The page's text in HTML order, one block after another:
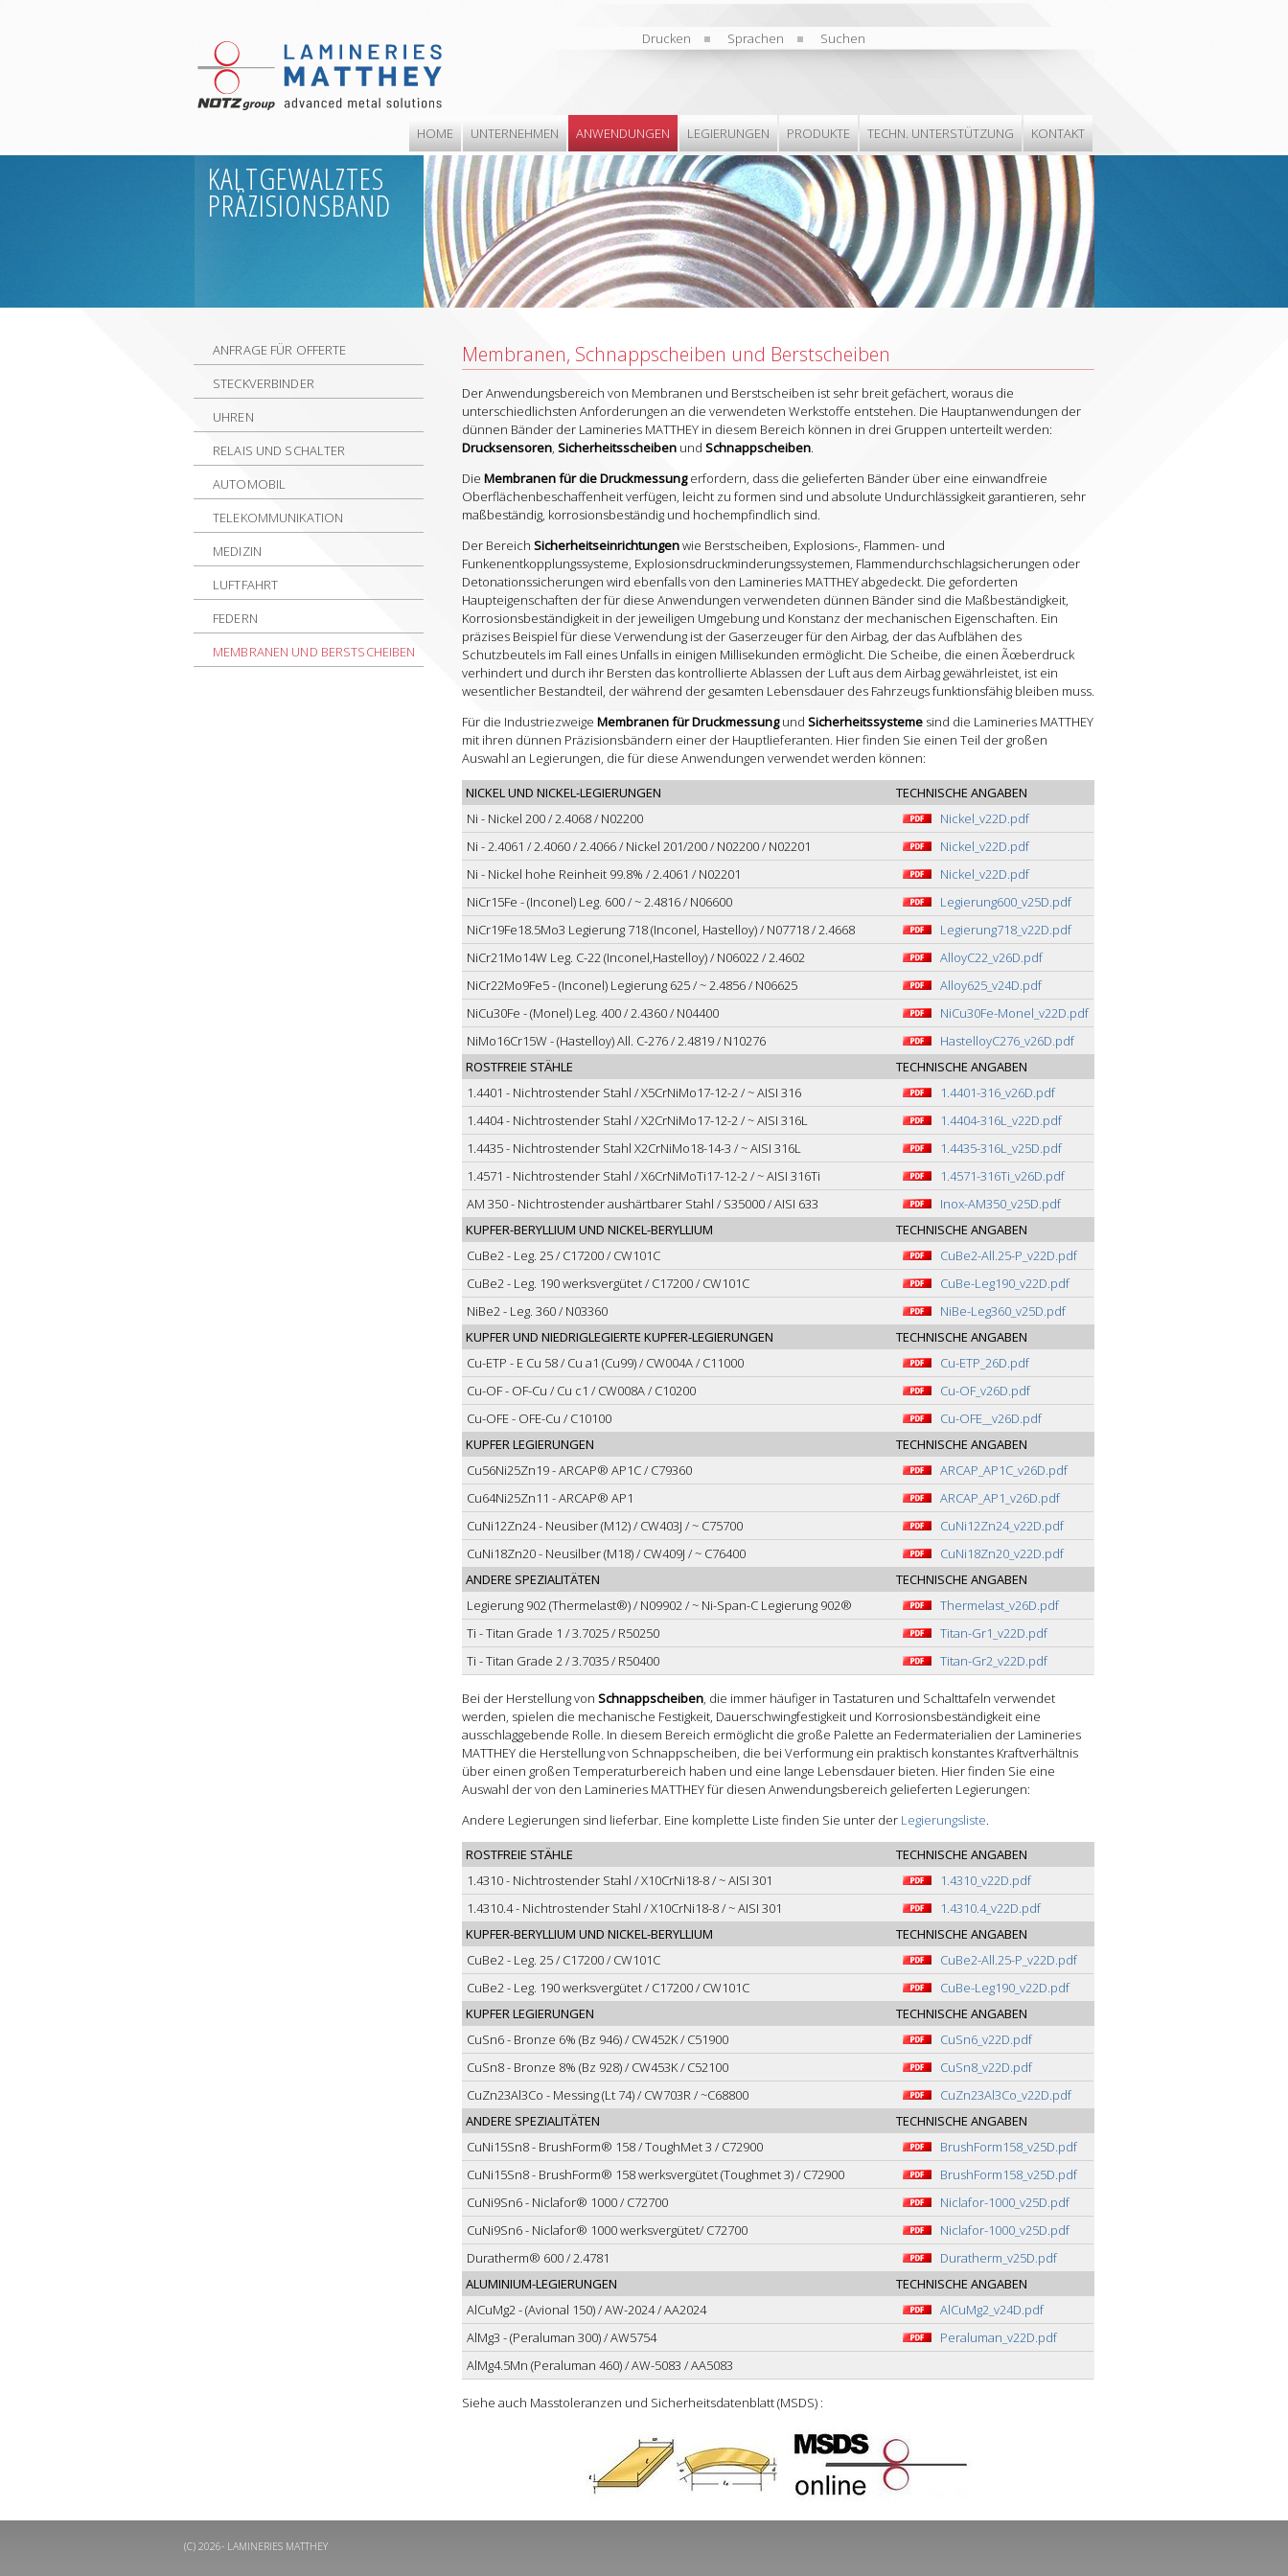
Drucken Sprachen Suchen
HOME UNTERNEHMEN ANWENDUNGEN LEGIERUNGEN PRODUKTE TECHN. UNTERSTÜTZUNG KONTAKT
KALTGEWALZTES
PRÄZISIONSBAND
Membranen, Schnappscheiben und Berstscheiben
Der Anwendungsbereich von Membranen und Berstscheiben ist sehr breit gefächert, woraus die
unterschiedlichsten Anforderungen an die verwendeten Werkstoffe entstehen. Die Hauptanwendungen der
dünnen Bänder der Lamineries MATTHEY in diesem Bereich können in drei Gruppen unterteilt werden:
Drucksensoren, Sicherheitsscheiben und Schnappscheiben.
Die Membranen für die Druckmessungerfordern, dass die gelieferten Bänder über eine einwandfreie
Oberflächenbeschaffenheit verfügen, leicht zu formen sind und absolute Undurchlässigkeit garantieren, sehr
maßbeständig, korrosionsbeständig und hochempfindlich sind.
Der Bereich Sicherheitseinrichtungenwie Berstscheiben, Explosions-, Flammen- und
Funkenentkopplungssysteme, Explosionsdruckminderungssystemen, Flammendurchschlagsicherungen oder
Detonationssicherungen wird ebenfalls von den Lamineries MATTHEY abgedeckt. Die geforderten
Haupteigenschaften der für diese Anwendungen verwendeten dünnen Bänder sind die Maßbeständigkeit,
Korrosionsbeständigkeit in der jeweiligen Umgebung und Konstanz der mechanischen Eigenschaften. Ein
präzises Beispiel für diese Verwendung ist der Gaserzeuger für den Airbag, der das Aufblähen des
Schutzbeutels im Fall eines Unfalls in einigen Millisekunden ermöglicht. Die Scheibe, die einen Ãœberdruck
verhindert und durch ihr Bersten das kontrollierte Ablassen der Luft aus dem Airbag gewährleistet, ist ein
wesentlicher Bestandteil, der während der gesamten Lebensdauer des Fahrzeugs funktionsfähig bleiben muss.
Für die Industriezweige Membranen für Druckmessungund Sicherheitssysteme sind die Lamineries MATTHEY
mit ihren dünnen Präzisionsbändern einer der Hauptlieferanten. Hier finden Sie einen Teil der großen
Auswahl an Legierungen, die für diese Anwendungen verwendet werden können:
NICKEL UND NICKEL-LEGIERUNGEN
TECHNISCHE ANGABEN
Ni - Nickel 200 / 2.4068 / N02200
Nickel_v22D.pdf
Ni - 2.4061 / 2.4060 / 2.4066 / Nickel 201/200 / N02200 / N02201
Nickel_v22D.pdf
Ni - Nickel hohe Reinheit 99.8% / 2.4061 / N02201
Nickel_v22D.pdf
NiCr15Fe - (Inconel) Leg. 600 / ~ 2.4816 / N06600
Legierung600_v25D.pdf
NiCr19Fe18.5Mo3 Legierung 718 (Inconel, Hastelloy) / N07718 / 2.4668
Legierung718_v22D.pdf
NiCr21Mo14W Leg. C-22 (Inconel,Hastelloy) / N06022 / 2.4602
AlloyC22_v26D.pdf
NiCr22Mo9Fe5 - (Inconel) Legierung 625 / ~ 2.4856 / N06625
Alloy625_v24D.pdf
NiCu30Fe - (Monel) Leg. 400 / 2.4360 / N04400
NiCu30Fe-Monel_v22D.pdf
NiMo16Cr15W - (Hastelloy) All. C-276 / 2.4819 / N10276
HastelloyC276_v26D.pdf
ROSTFREIE STÄHLE
TECHNISCHE ANGABEN
1.4401 - Nichtrostender Stahl / X5CrNiMo17-12-2 / ~ AISI 316
1.4401-316_v26D.pdf
1.4404 - Nichtrostender Stahl / X2CrNiMo17-12-2 / ~ AISI 316L
1.4404-316L_v22D.pdf
1.4435 - Nichtrostender Stahl X2CrNiMo18-14-3 / ~ AISI 316L
1.4435-316L_v25D.pdf
1.4571 - Nichtrostender Stahl / X6CrNiMoTi17-12-2 / ~ AISI 316Ti
1.4571-316Ti_v26D.pdf
AM 350 - Nichtrostender aushärtbarer Stahl / S35000 / AISI 633
Inox-AM350_v25D.pdf
KUPFER-BERYLLIUM UND NICKEL-BERYLLIUM
TECHNISCHE ANGABEN
CuBe2 - Leg. 25 / C17200 / CW101C
CuBe2-All.25-P_v22D.pdf
CuBe2 - Leg. 190 werksvergütet / C17200 / CW101C
CuBe-Leg190_v22D.pdf
NiBe2 - Leg. 360 / N03360
NiBe-Leg360_v25D.pdf
KUPFER UND NIEDRIGLEGIERTE KUPFER-LEGIERUNGEN
TECHNISCHE ANGABEN
Cu-ETP - E Cu 58 / Cu a1 (Cu99) / CW004A / C11000
Cu-ETP_26D.pdf
Cu-OF - OF-Cu / Cu c1 / CW008A / C10200
Cu-OF_v26D.pdf
Cu-OFE - OFE-Cu / C10100
Cu-OFE__v26D.pdf
KUPFER LEGIERUNGEN
TECHNISCHE ANGABEN
Cu56Ni25Zn19 - ARCAP® AP1C / C79360
ARCAP_AP1C_v26D.pdf
Cu64Ni25Zn11 - ARCAP® AP1
ARCAP_AP1_v26D.pdf
CuNi12Zn24 - Neusiber (M12) / CW403J / ~ C75700
CuNi12Zn24_v22D.pdf
CuNi18Zn20 - Neusilber (M18) / CW409J / ~ C76400
CuNi18Zn20_v22D.pdf
ANDERE SPEZIALITÄTEN
TECHNISCHE ANGABEN
Legierung 902 (Thermelast®) / N09902 / ~ Ni-Span-C Legierung 902®
Thermelast_v26D.pdf
Ti - Titan Grade 1 / 3.7025 / R50250
Titan-Gr1_v22D.pdf
Ti - Titan Grade 2 / 3.7035 / R50400
Titan-Gr2_v22D.pdf
Bei der Herstellung von Schnappscheiben, die immer häufiger in Tastaturen und Schalttafeln verwendet
werden, spielen die mechanische Festigkeit, Dauerschwingfestigkeit und Korrosionsbeständigkeit eine
ausschlaggebende Rolle. In diesem Bereich ermöglicht die große Palette an Federmaterialien der Lamineries
MATTHEY die Herstellung von Schnappscheiben, die bei Verformung ein praktisch konstantes Kraftverhältnis
über einen großen Temperaturbereich haben und eine lange Lebensdauer bieten. Hier finden Sie eine
Auswahl der von den Lamineries MATTHEY für diesen Anwendungsbereich gelieferten Legierungen:
Andere Legierungen sind lieferbar. Eine komplette Liste finden Sie unter der Legierungsliste.
ROSTFREIE STÄHLE
TECHNISCHE ANGABEN
1.4310 - Nichtrostender Stahl / X10CrNi18-8 / ~ AISI 301
1.4310_v22D.pdf
1.4310.4 - Nichtrostender Stahl / X10CrNi18-8 / ~ AISI 301
1.4310.4_v22D.pdf
KUPFER-BERYLLIUM UND NICKEL-BERYLLIUM
TECHNISCHE ANGABEN
CuBe2 - Leg. 25 / C17200 / CW101C
CuBe2-All.25-P_v22D.pdf
CuBe2 - Leg. 190 werksvergütet / C17200 / CW101C
CuBe-Leg190_v22D.pdf
KUPFER LEGIERUNGEN
TECHNISCHE ANGABEN
CuSn6 - Bronze 6% (Bz 946) / CW452K / C51900
CuSn6_v22D.pdf
CuSn8 - Bronze 8% (Bz 928) / CW453K / C52100
CuSn8_v22D.pdf
CuZn23Al3Co - Messing (Lt 74) / CW703R / ~C68800
CuZn23Al3Co_v22D.pdf
ANDERE SPEZIALITÄTEN
TECHNISCHE ANGABEN
CuNi15Sn8 - BrushForm® 158 / ToughMet 3 / C72900
BrushForm158_v25D.pdf
CuNi15Sn8 - BrushForm® 158 werksvergütet (Toughmet 3) / C72900
BrushForm158_v25D.pdf
CuNi9Sn6 - Niclafor® 1000 / C72700
Niclafor-1000_v25D.pdf
CuNi9Sn6 - Niclafor® 1000 werksvergütet/ C72700
Niclafor-1000_v25D.pdf
Duratherm® 600 / 2.4781
Duratherm_v25D.pdf
ALUMINIUM-LEGIERUNGEN
TECHNISCHE ANGABEN
AlCuMg2 - (Avional 150) / AW-2024 / AA2024
AlCuMg2_v24D.pdf
AlMg3 - (Peraluman 300) / AW5754
Peraluman_v22D.pdf
AlMg4.5Mn (Peraluman 460) / AW-5083 / AA5083
Siehe auch Masstoleranzen und Sicherheitsdatenblatt (MSDS) :
ANFRAGE FÜR OFFERTE
STECKVERBINDER
UHREN
RELAIS UND SCHALTER
AUTOMOBIL
TELEKOMMUNIKATION
MEDIZIN
LUFTFAHRT
FEDERN
MEMBRANEN UND BERSTSCHEIBEN
(C) 2026- LAMINERIES MATTHEY